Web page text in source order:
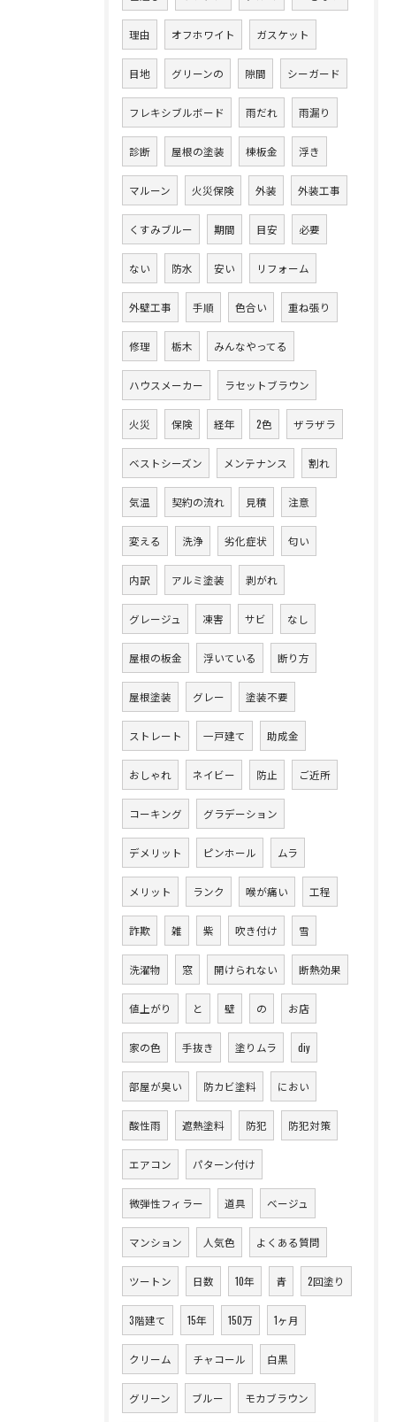
理由 オフホワイト ガスケット
目地 グリーンの 隙間 シーガード
フレキシブルボード 雨だれ 雨漏り
診断 屋根の塗装 棟板金 浮き
マルーン 火災保険 外装 外装工事
くすみブルー 期間 目安 必要
ない 防水 安い リフォーム
外壁工事 手順 色合い 重ね張り
修理 栃木 みんなやってる
ハウスメーカー ラセットブラウン
火災 保険 経年 2色 ザラザラ
ベストシーズン メンテナンス 割れ
気温 契約の流れ 見積 注意
変える 洗浄 劣化症状 匂い
内訳 アルミ塗装 剥がれ
グレージュ 凍害 サビ なし
屋根の板金 浮いている 断り方
屋根塗装 グレー 塗装不要
ストレート 一戸建て 助成金
おしゃれ ネイビー 防止 ご近所
コーキング グラデーション
デメリット ピンホール ムラ
メリット ランク 喉が痛い 工程
詐欺 雑 紫 吹き付け 雪
洗濯物 窓 開けられない 断熱効果
値上がり と 壁 の お店
家の色 手抜き 塗りムラ diy
部屋が臭い 防カビ塗料 におい
酸性雨 遮熱塗料 防犯 防犯対策
エアコン パターン付け
微弾性フィラー 道具 ベージュ
マンション 人気色 よくある質問
ツートン 日数 10年 青 2回塗り
3階建て 15年 150万 1ヶ月
クリーム チャコール 白黒
グリーン ブルー モカブラウン